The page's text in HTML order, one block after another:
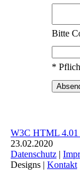
Bitte
*
W3C HTML 4.01
23.02.2020
Datenschutz |
Designs | Kontakt